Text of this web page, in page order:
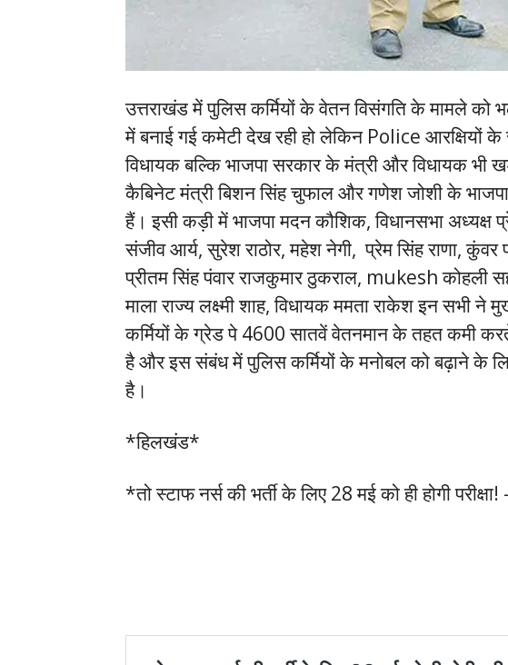
उत्तराखंड में पुलिस कर्मियों के वेतन विसंगति के मामले को
में बनाई गई कमेटी देख रही हो लेकिन Police आरक्षियों के
विधायक बल्कि भाजपा सरकार के मंत्री और विधायक भी
कैबिनेट मंत्री बिशन सिंह चुफाल और गणेश जोशी के
हैं। इसी कड़ी में भाजपा मदन कौशिक, विधानसभा अध्यक्ष
संजीव आर्य, सुरेश राठोर, महेश नेगी, प्रेम सिंह राणा, कुंवर
प्रीतम सिंह पंवार राजकुमार ठुकराल, mukesh कोहली
माला राज्य लक्ष्मी शाह, विधायक ममता राकेश इन सभी
कर्मियों के ग्रेड पे 4600 सातवें वेतनमान के तहत कमी
है और इस संबंध में पुलिस कर्मियों के मनोबल को बढ़ाने के
है।
*हिलखंड*
*तो स्टाफ नर्स की भर्ती के लिए 28 मई को ही होगी